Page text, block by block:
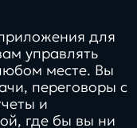
для
управлять
месте. Вы
переговоры с
и
где бы вы ни